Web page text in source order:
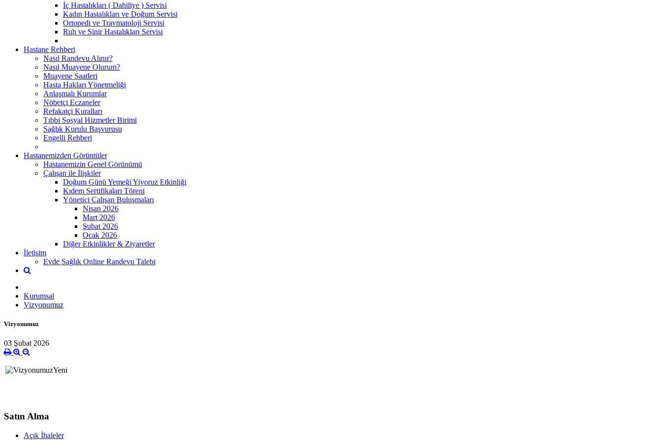
İç Hastalıkları ( Dahiliye ) Servisi
Kadın Hastalıkları ve Doğum Servisi
Ortopedi ve Travmatoloji Servisi
Ruh ve Sinir Hastalıkları Servisi
Hastane Rehberi
Nasıl Randevu Alınır?
Nasıl Muayene Olurum?
Muayene Saatleri
Hasta Hakları Yönetmeliği
Anlaşmalı Kurumlar
Nöbetçi Eczaneler
Refakatçi Kuralları
Tıbbi Sosyal Hizmetler Birimi
Sağlık Kurulu Başvurusu
Engelli Rehberi
Hastanemizden Görüntüler
Hastanemizin Genel Görünümü
Çalışan ile İlişkiler
Doğum Günü Yemeği Yiyoruz Etkinliği
Kıdem Sertifikaları Töreni
Yönetici Çalışan Buluşmaları
Nisan 2026
Mart 2026
Şubat 2026
Ocak 2026
Diğer Etkinlikler & Ziyaretler
İletişim
Evde Sağlık Online Randevu Talebi
Kurumsal
Vizyonumuz
Vizyonumuz
03 Şubat 2026
Satın Alma
Açık İhaleler